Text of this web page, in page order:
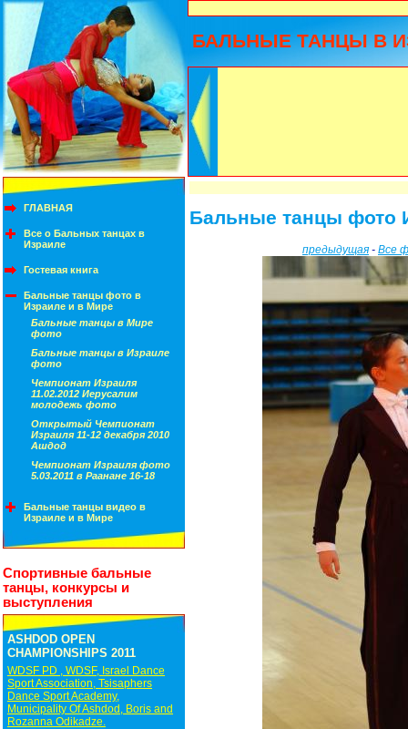
БАЛЬНЫЕ ТАНЦЫ В
ГЛАВНАЯ
Все о Бальных танцах в
Израиле
Гостевая книга
Бальные танцы фото в
Израиле и в Мире
Бальные танцы в Мире
фото
Бальные танцы в Израиле
фото
Чемпионат Израиля
11.02.2012 Иерусалим
молодежь фото
Открытый Чемпионат
Израиля 11-12 декабря 2010
Ашдод
Чемпионат Израиля фото
5.03.2011 в Раанане 16-18
Бальные танцы видео в
Израиле и в Мире
Спортивные бальные
танцы, конкурсы и
выступления
ASHDOD OPEN
CHAMPIONSHIPS 2011
WDSF PD , WDSF, Israel Dance
Sport Association, Tsisaphers
Dance Sport Academy,
Municipality Of Ashdod, Boris and
Rozanna Odikadze.
Бальные танцы фото
предыдущая - Все